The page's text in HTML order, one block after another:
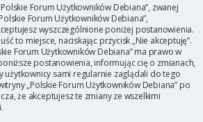
j
Forum Użytkowników Debiana”, zwanej
Forum Użytkowników Debiana”,
wyszczególnione poniżej postanowienia.
to miejsce, naciskając przycisk „Nie akceptuję”.
Forum Użytkowników Debiana” ma prawo w
postanowienia, informując cię o zmianach,
użytkownicy sami regularnie zaglądali do tego
„Polskie Forum Użytkowników Debiana” po
że akceptujesz te zmiany ze wszelkimi